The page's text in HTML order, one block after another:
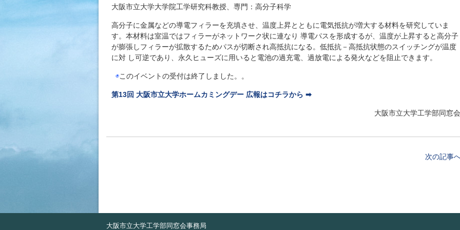
大阪市立大学大学院工学研究科教授、専門：高分子科学
高分子に金属などの導電フィラーを充填させ、温度上昇とともに電気抵抗が増大する材料を研究していま
す。本材料は室温ではフィラーがネットワーク状に連なり 導電パスを形成するが、温度が上昇すると高分子
が膨張しフィラーが拡散するためパスが切断され高抵抗になる。低抵抗－高抵抗状態のスイッチングが温度
に対 し可逆であり、永久ヒューズに用いると電池の過充電、過放電による発火などを阻止できます。
◉このイベントの受付は終了しました。。
第13回 大阪市立大学ホームカミングデー 広報はコチラから ➡︎
大阪市立大学工学部同窓会
次の記事
大阪市立大学工学部同窓会事務局